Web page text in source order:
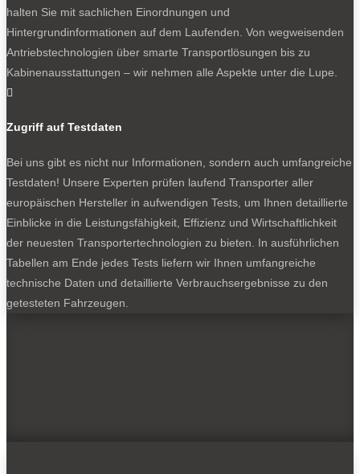
halten Sie mit sachlichen Einordnungen und
Hintergrundinformationen auf dem Laufenden. Von wegweisenden
Antriebstechnologien über smarte Transportlösungen bis zu
Kabinenausstattungen – wir nehmen alle Aspekte unter die Lupe.

Zugriff auf Testdaten
Bei uns gibt es nicht nur Informationen, sondern auch umfangreiche
Testdaten! Unsere Experten prüfen laufend Transporter aller
europäischen Hersteller in aufwendigen Tests, um Ihnen detaillierte
Einblicke in die Leistungsfähigkeit, Effizienz und Wirtschaftlichkeit
der neuesten Transportertechnologien zu bieten. In ausführlichen
Tabellen am Ende jedes Tests liefern wir Ihnen umfangreiche
technische Daten und detaillierte Verbrauchsergebnisse zu den
getesteten Fahrzeugen.